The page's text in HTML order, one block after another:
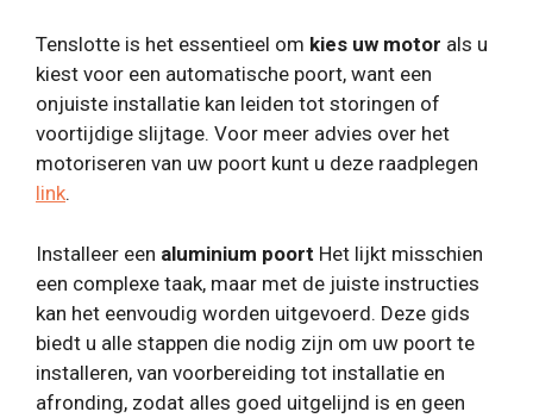
Tenslotte is het essentieel om kies uw motor als u
kiest voor een automatische poort, want een
onjuiste installatie kan leiden tot storingen of
voortijdige slijtage. Voor meer advies over het
motoriseren van uw poort kunt u deze raadplegen
link.
Installeer een aluminium poort Het lijkt misschien
een complexe taak, maar met de juiste instructies
kan het eenvoudig worden uitgevoerd. Deze gids
biedt u alle stappen die nodig zijn om uw poort te
installeren, van voorbereiding tot installatie en
afronding, zodat alles goed uitgelijnd is en geen